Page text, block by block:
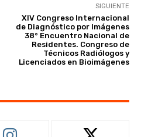
SIGUIENTE
XIV Congreso Internacional
de Diagnóstico por Imágenes
38° Encuentro Nacional de
Residentes. Congreso de
Técnicos Radiólogos y
Licenciados en Bioimágenes